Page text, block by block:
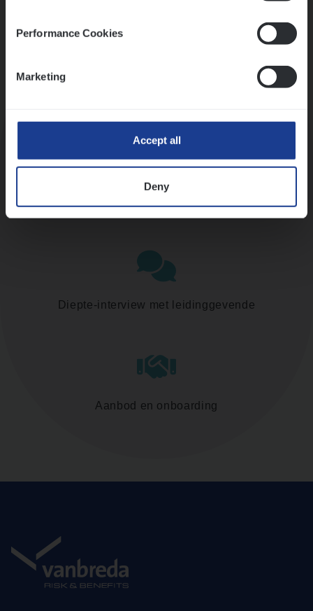
Performance Cookies
Marketing
Accept all
Deny
Assessment
Diepte-interview met leidinggevende
Aanbod en onboarding